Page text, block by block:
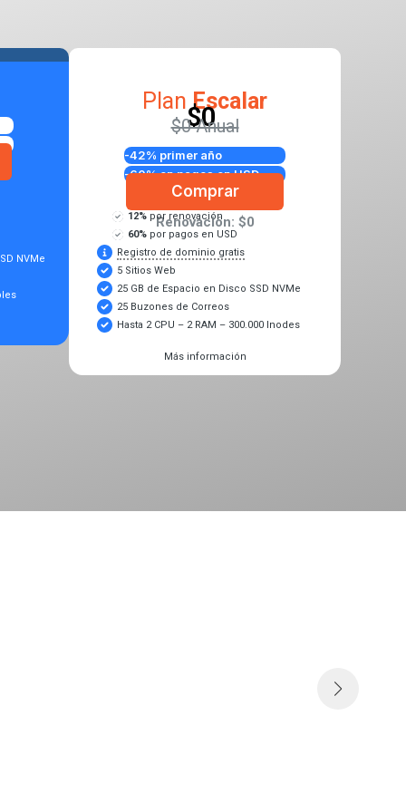
NVMe
PlanEscalar
$0
$0 Anual
Descuentos aplicados
-42% primer año
-60%en pagos en USD
Comprar
Renovación: $0
12% por renovación
60% por pagos en USD
Registro de dominio gratis
5 Sitios Web
25 GB de Espacio en Disco SSD NVMe
25 Buzones de Correos
Hasta 2 CPU – 2 RAM – 300.000 Inodes
Más información